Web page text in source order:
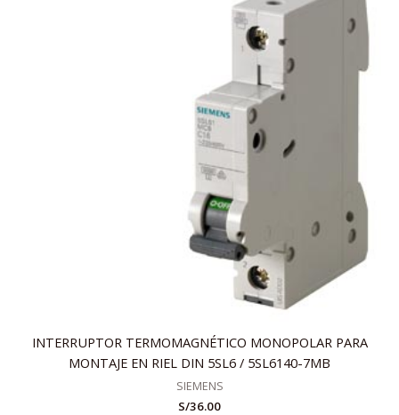
INTERRUPTOR TERMOMAGNÉTICO MONOPOLAR PARA
MONTAJE EN RIEL DIN 5SL6 / 5SL6140-7MB
SIEMENS
S/36.00